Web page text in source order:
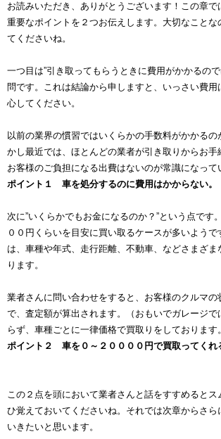
お読みいただき、ありがとうございます！この章
重要なポイントを２つお伝えします。大切なことな
てくださいね。
一つ目は”引き取ってもらうときに費用がかかるの
問です。これは結論から申しますと、いっさい費
心してください。
以前の業界の慣習ではいくらかの手数料がかかるの
かし最近では、ほとんどの業者が引き取りからお手
お客様のご負担になる出費はないのが常識になって
ポイント１ 車を処分するのに費用はかからない。
次に”いくらかでもお金になるのか？”という点です
００円くらいを目安に買い取るケースが多いよう
は、車種や年式、走行距離、不動車、などさまざ
ります。
業者さんに問い合わせをすると、お客様のクルマの
で、査定額が算出されます。（おもいでガレージで
らず、車種ごとに一律価格で買取りをしております
ポイント２ 車を０～２００００円で買取ってくれ
この２点を頭において業者さんと話をすすめると
ひ覚えておいてくださいね。それでは次章からさら
いきたいと思います。